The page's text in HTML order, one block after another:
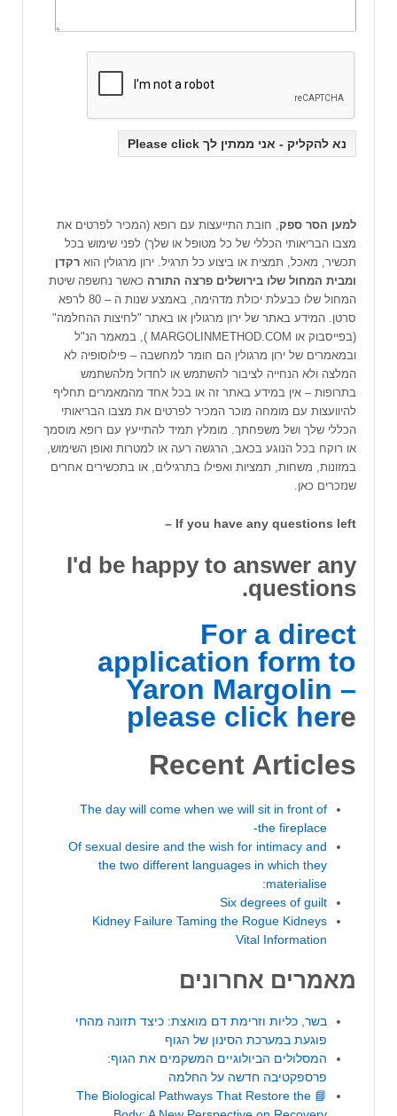
למען הסר ספק, חובת התייעצות עם רופא (המכיר לפרטים את
מצבו הבריאותי הכללי של כל מטופל או שלך) לפני שימוש בכל
תכשיר, מאכל, תמצית או ביצוע כל תרגיל. ירון מרגולין הוא רקדן
ומבית המחול שלו בירושלים פרצה התורה כאשר נחשפה שיטת
המחול שלו כבעלת יכולת מדהימה, באמצע שנות ה – 80 לרפא
סרטן. המידע באתר של ירון מרגולין או באתר "לחיצות ההחלמה"
(בפייסבוק או MARGOLINMETHOD.COM ), במאמר הנ"ל
ובמאמרים של ירון מרגולין הם חומר למחשבה – פילוסופיה לא
המלצה ולא הנחייה לציבור להשתמש או לחדול מלהשתמש
בתרופות – אין במידע באתר זה או בכל אחד מהמאמרים תחליף
להיוועצות עם מומחה מוכר המכיר לפרטים את מצבו הבריאותי
הכללי שלך ושל משפחתך. מומלץ תמיד להתייעץ עם רופא מוסמך
או רוקח בכל הנוגע בכאב, הרגשה רעה או למטרות ואופן השימוש,
במזונות, משחות, תמציות ואפילו בתרגילים, או בתכשירים אחרים
שנזכרים כאן.
If you have any questions left –
I'd be happy to answer any
questions.
For a direct
application form to
Yaron Margolin –
please click here
Recent Articles
The day will come when we will sit in front of
the fireplace-
Of sexual desire and the wish for intimacy and
the two different languages ​​in which they
materialise:
Six degrees of guilt
Kidney Failure Taming the Rogue Kidneys
Vital Information
מאמרים אחרונים
בשר, כליות וזרימת דם מואצת: כיצד תזונה מהחי
פוגעת במערכת הסינון של הגוף
המסלולים הביולוגיים המשקמים את הגוף:
פרספקטיבה חדשה על החלמה
📘 The Biological Pathways That Restore the